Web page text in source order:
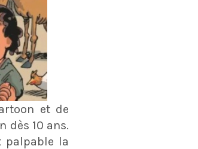
et de
dès 10 ans.
palpable la